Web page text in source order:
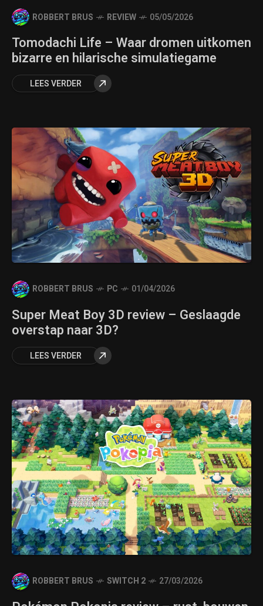
ROBBERT BRUS REVIEW 05/05/2026
Tomodachi Life – Waar dromen uitkomen
bizarre en hilarische simulatiegame
LEES VERDER
ROBBERT BRUS PC 01/04/2026
Super Meat Boy 3D review – Geslaagde
overstap naar 3D?
LEES VERDER
ROBBERT BRUS SWITCH 2 27/03/2026